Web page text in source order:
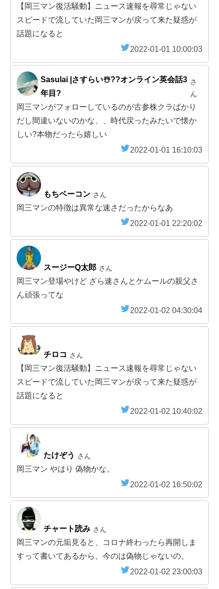
【岡三マン復活騒動】ニュース速報を尋常じゃない
スピードで流していた岡三マンが戻って来た疑惑が
話題になると
2022-01-01 10:00:03
Sasulai |さすらい☃️??オンライン英会話3
年目?
さ
ん
岡三マンがフォローしているのが古参株クラばかり
だし間違いないのかな、、時代戻ったみたいで懐か
しい?本物だったら嬉しい
2022-01-01 16:10:03
もちベーコン さん
岡三マンの特徴は異常な速さだったからなあ
2022-01-01 22:20:02
スージーQ太郎 さん
岡三マン登場やけど ざら速さんとケムールの親父さ
ん頑張ってな
2022-01-02 04:30:04
チロコ さん
【岡三マン復活騒動】ニュース速報を尋常じゃない
スピードで流していた岡三マンが戻って来た疑惑が
話題になると
2022-01-02 10:40:02
たけぞう さん
岡三マン やはり 偽物かな。
2022-01-02 16:50:02
チャート読み さん
岡三マンの元垢見ると、コロナ終わったら再開しま
すって書いてあるから、今のは偽物じゃないの。
2022-01-02 23:00:03